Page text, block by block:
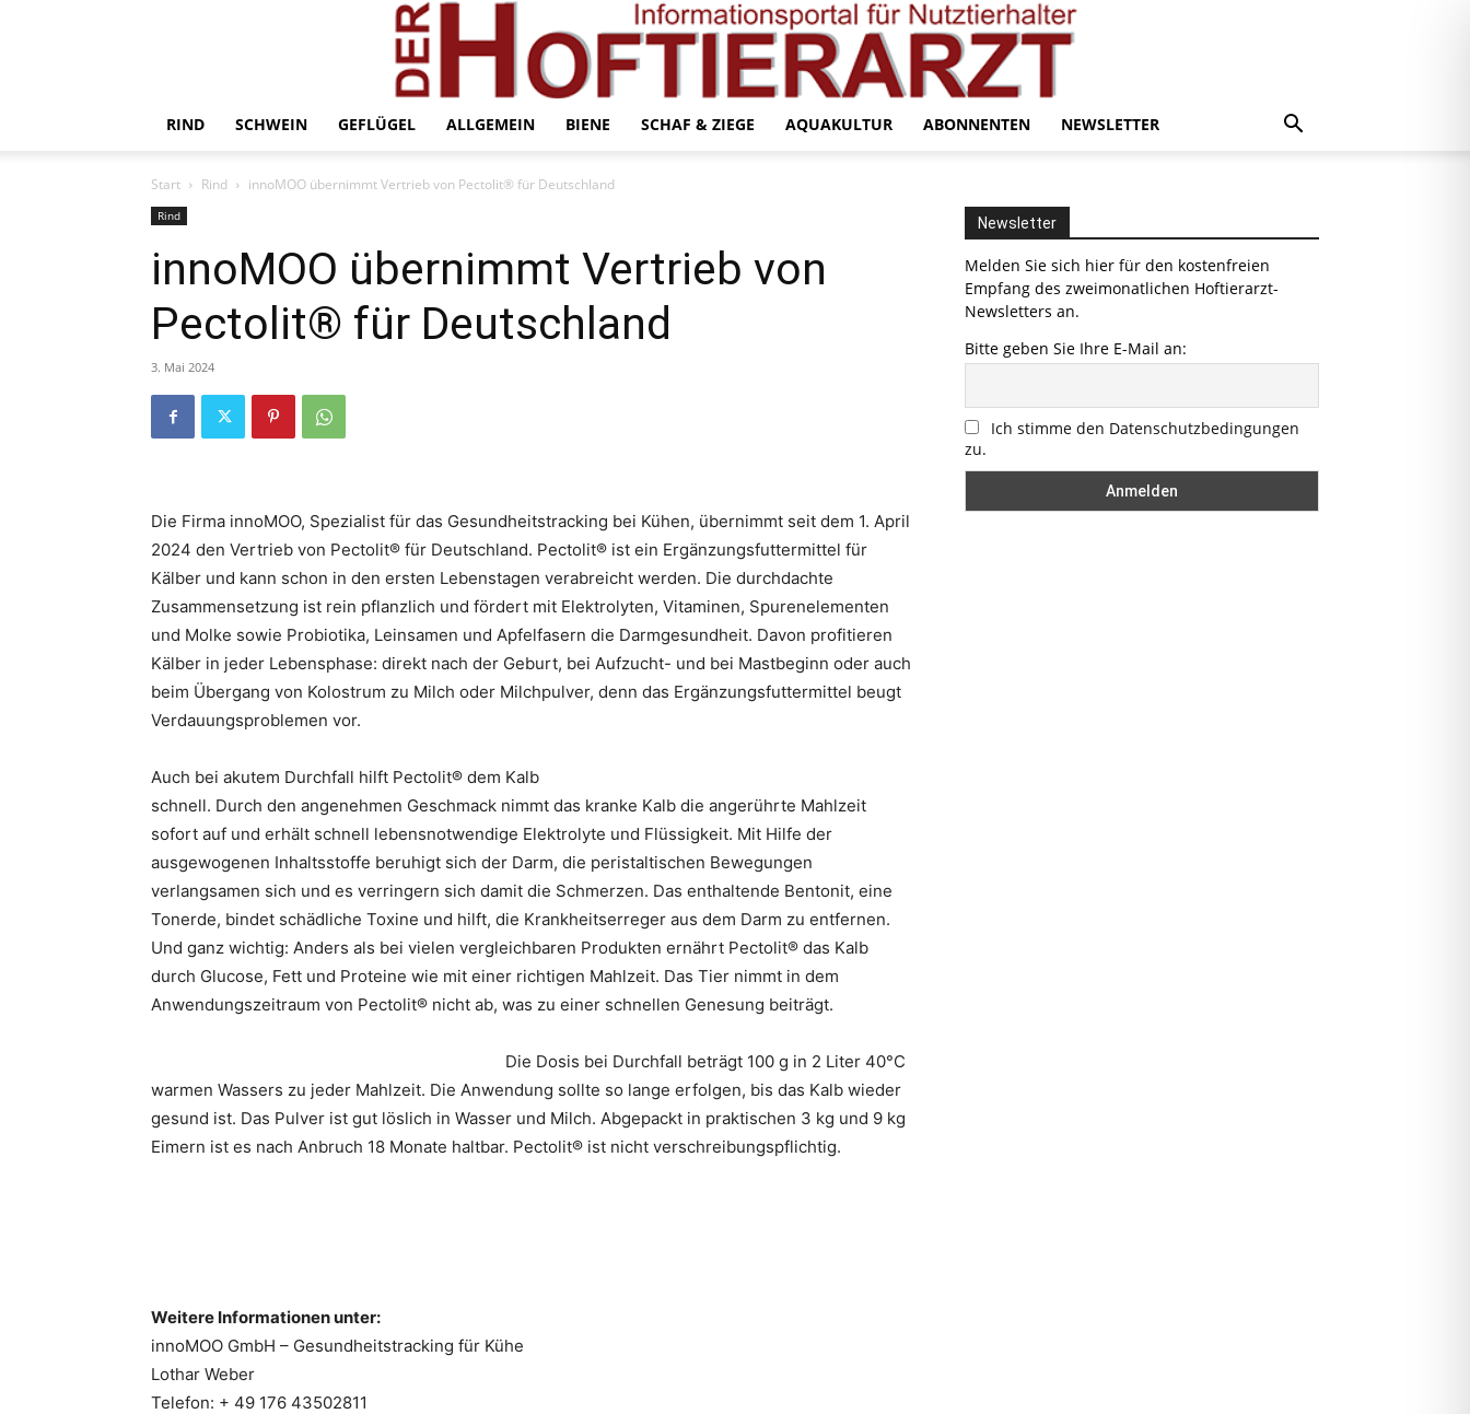
RIND SCHWEIN GEFLÜGEL ALLGEMEIN BIENE SCHAF & ZIEGE AQUAKULTUR ABONNENTEN NEWSLETTER
Start Rind innoMOO übernimmt Vertrieb von Pectolit® für Deutschland
Rind
innoMOO übernimmt Vertrieb von
Pectolit® für Deutschland
3. Mai 2024
Die Firma innoMOO, Spezialist für das Gesundheitstracking bei Kühen, übernimmt seit dem 1. April
2024 den Vertrieb von Pectolit® für Deutschland. Pectolit® ist ein Ergänzungsfuttermittel für
Kälber und kann schon in den ersten Lebenstagen verabreicht werden. Die durchdachte
Zusammensetzung ist rein pflanzlich und fördert mit Elektrolyten, Vitaminen, Spurenelementen
und Molke sowie Probiotika, Leinsamen und Apfelfasern die Darmgesundheit. Davon profitieren
Kälber in jeder Lebensphase: direkt nach der Geburt, bei Aufzucht- und bei Mastbeginn oder auch
beim Übergang von Kolostrum zu Milch oder Milchpulver, denn das Ergänzungsfuttermittel beugt
Verdauungsproblemen vor.
Auch bei akutem Durchfall hilft Pectolit® dem Kalb
schnell. Durch den angenehmen Geschmack nimmt das kranke Kalb die angerührte Mahlzeit
sofort auf und erhält schnell lebensnotwendige Elektrolyte und Flüssigkeit. Mit Hilfe der
ausgewogenen Inhaltsstoffe beruhigt sich der Darm, die peristaltischen Bewegungen
verlangsamen sich und es verringern sich damit die Schmerzen. Das enthaltende Bentonit, eine
Tonerde, bindet schädliche Toxine und hilft, die Krankheitserreger aus dem Darm zu entfernen.
Und ganz wichtig: Anders als bei vielen vergleichbaren Produkten ernährt Pectolit® das Kalb
durch Glucose, Fett und Proteine wie mit einer richtigen Mahlzeit. Das Tier nimmt in dem
Anwendungszeitraum von Pectolit® nicht ab, was zu einer schnellen Genesung beiträgt.
Die Dosis bei Durchfall beträgt 100 g in 2 Liter 40°C
warmen Wassers zu jeder Mahlzeit. Die Anwendung sollte so lange erfolgen, bis das Kalb wieder
gesund ist. Das Pulver ist gut löslich in Wasser und Milch. Abgepackt in praktischen 3 kg und 9 kg
Eimern ist es nach Anbruch 18 Monate haltbar. Pectolit® ist nicht verschreibungspflichtig.
Weitere Informationen unter:
innoMOO GmbH – Gesundheitstracking für Kühe
Lothar Weber
Telefon: + 49 176 43502811
Newsletter
Melden Sie sich hier für den kostenfreien
Empfang des zweimonatlichen Hoftierarzt-
Newsletters an.
Bitte geben Sie Ihre E-Mail an:
Ich stimme den Datenschutzbedingungen
zu.